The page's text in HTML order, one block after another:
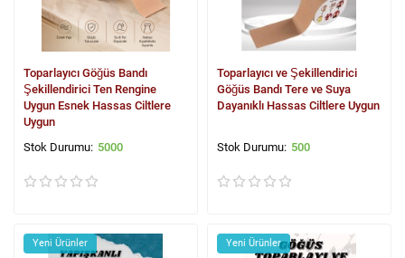
Toparlayıcı Göğüs Bandı
Şekillendirici Ten Rengine
Uygun Esnek Hassas Ciltlere
Uygun
5000
Toparlayıcı ve Şekillendirici
Göğüs Bandı Tere ve Suya
Dayanıklı Hassas Ciltlere Uygun
500
Yeni Ürünler Yeni Ürünler